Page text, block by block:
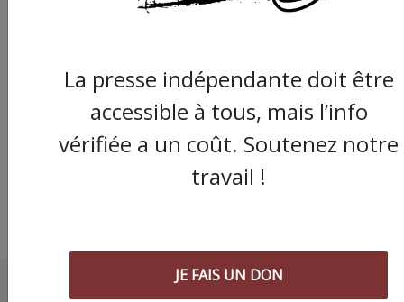
Médias : Bolloré
son empire à
La presse indépendante doit être
accessible à tous, mais l’info
vérifiée a un coût. Soutenez notre
travail !
JE FAIS UN DON